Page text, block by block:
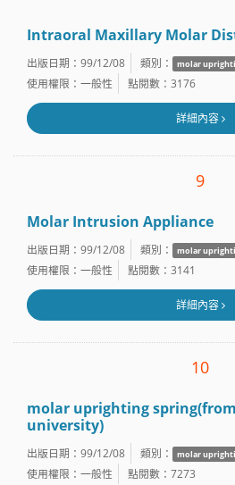
Intraoral Maxillary Molar
出版日期：99/12/08 類別： molar
使用權限：一般性 點閱數：3176
詳細內容
9
Molar Intrusion Appliance
出版日期：99/12/08 類別： molar
使用權限：一般性 點閱數：3141
詳細內容
10
molar uprighting
university)
出版日期：99/12/08 類別： molar
使用權限：一般性 點閱數：7273